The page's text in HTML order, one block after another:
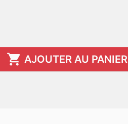
 AJOUTER AU PANIER